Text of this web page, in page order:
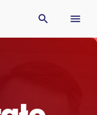
search menu